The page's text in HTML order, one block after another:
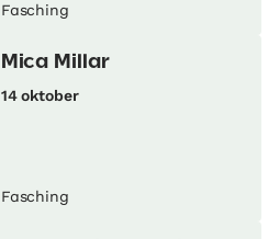
Fasching
Mica Millar
14 oktober
Fasching